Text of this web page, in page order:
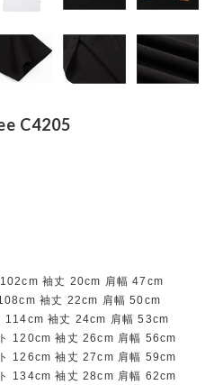
C4205
袖丈 20cm 肩幅 47cm
袖丈 22cm 肩幅 50cm
袖丈 24cm 肩幅 53cm
120cm 袖丈 26cm 肩幅 56cm
126cm 袖丈 27cm 肩幅 59cm
134cm 袖丈 28cm 肩幅 62cm